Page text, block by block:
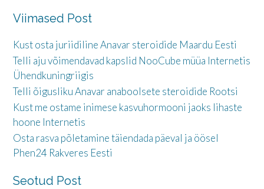
Viimased Post
Kust osta juriidiline Anavar steroidide Maardu Eesti
Telli aju võimendavad kapslid NooCube müüa Internetis
Ühendkuningriigis
Telli õigusliku Anavar anaboolsete steroidide Rootsi
Kust me ostame inimese kasvuhormooni jaoks lihaste
hoone Internetis
Osta rasva põletamine täiendada päeval ja öösel
Phen24 Rakveres Eesti
Seotud Post